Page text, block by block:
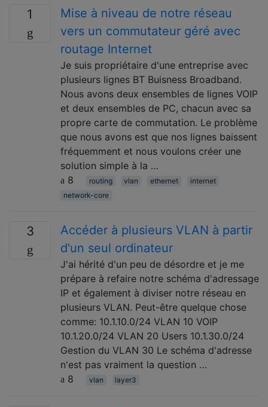
1
Mise à niveau de notre réseau
vers un commutateur géré avec
routage Internet
Je suis propriétaire d'une entreprise avec
plusieurs lignes BT Buisness Broadband.
Nous avons deux ensembles de lignes VOIP
et deux ensembles de PC, chacun avec sa
propre carte de commutation. Le problème
que nous avons est que nos lignes baissent
fréquemment et nous voulons créer une
solution simple à la …
8
routing vlan ethernet
internet
network-core
3
Accéder à plusieurs VLAN à partir
d'un seul ordinateur
J'ai hérité d'un peu de désordre et je me
prépare à refaire notre schéma d'adressage
IP et également à diviser notre réseau en
plusieurs VLAN. Peut-être quelque chose
comme: 10.1.10.0/24 VLAN 10 VOIP
10.1.20.0/24 VLAN 20 Users 10.1.30.0/24
Gestion du VLAN 30 Le schéma d'adresse
n'est pas vraiment la question …
8
vlan layer3